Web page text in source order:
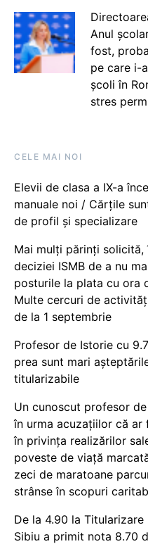
Anul
fost,
pe care i-
școli în
stres
CELE MAI NOI
Elevii de clasa a IX-a
manuale noi / Cărțile
de profil și specializare
Mai mulți părinți
deciziei ISMB de a nu
posturile la plata cu ora
Multe cercuri de
de la 1 septembrie
Profesor de Istorie cu
prea sunt mari
titularizabile
Un cunoscut profesor
în urma acuzațiilor că
în privința realizărilor
poveste de viață
zeci de maratoane
strânse în scopuri
De la 4.90 la
Sibiu a primit nota 8.70